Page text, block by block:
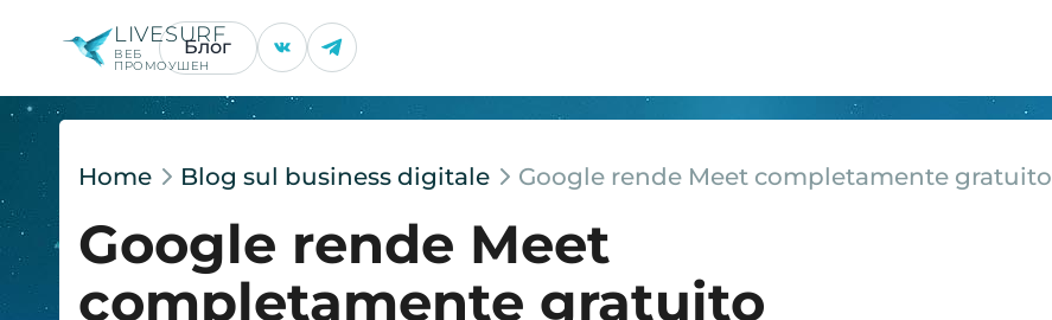
LIVESURF
ВЕБ
ПРОМОУШЕН
Блог
Home Blog sul business digitale Google rende Meet completamente gratuito
Google rende Meet
completamente gratuito